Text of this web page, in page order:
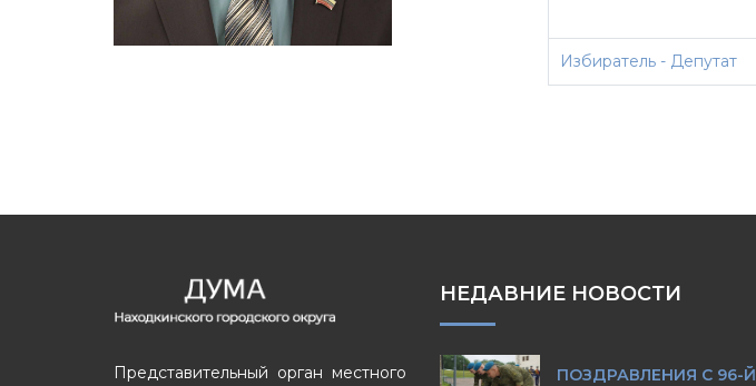
Избиратель - Депутат
Представительный орган местного
НЕДАВНИЕ НОВОСТИ
ПОЗДРАВЛЕНИЯ С